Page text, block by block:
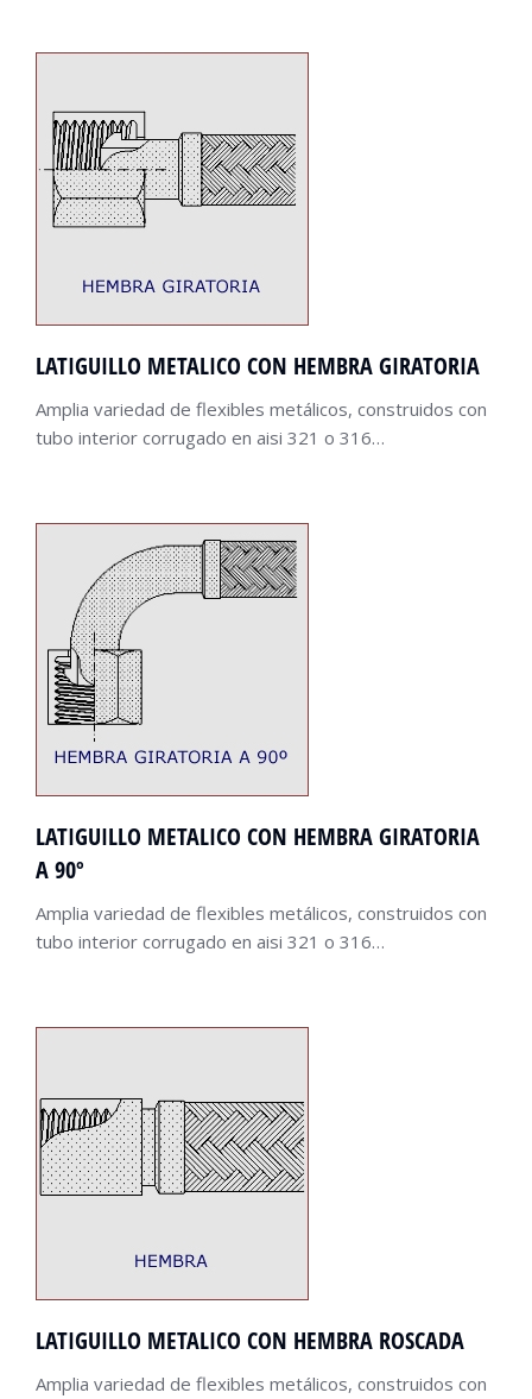
LATIGUILLO METALICO CON HEMBRA GIRATORIA
Amplia variedad de flexibles metálicos, construidos con
tubo interior corrugado en aisi 321 o 316…
LATIGUILLO METALICO CON HEMBRA GIRATORIA
A 90º
Amplia variedad de flexibles metálicos, construidos con
tubo interior corrugado en aisi 321 o 316…
LATIGUILLO METALICO CON HEMBRA ROSCADA
Amplia variedad de flexibles metálicos, construidos con